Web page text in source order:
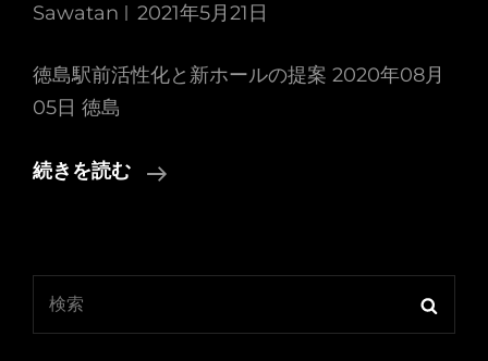
Sawatan 2021年5月21日
徳島駅前活性化と新ホールの提案 2020年08月
05日 徳島
続きを読む
徳
性
索